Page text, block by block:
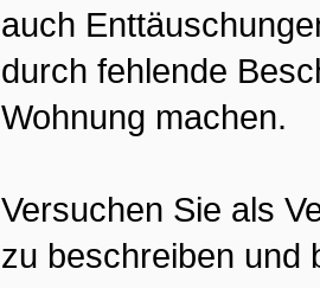
auch
durch fehlende
Wohnung machen.
Versuchen Sie als
zu beschreiben und